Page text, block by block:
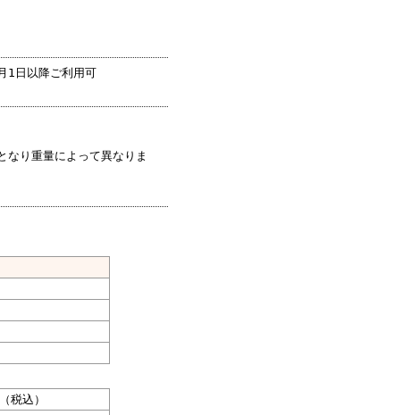
1日以降ご利用可
り重量によって異なりま
税込）